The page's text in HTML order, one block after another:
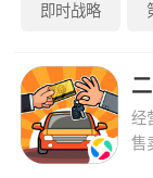
即时战略
经
售